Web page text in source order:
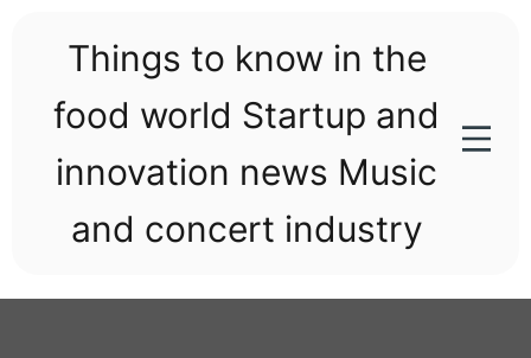
Things to know in the
food world Startup and
innovation news Music
and concert industry